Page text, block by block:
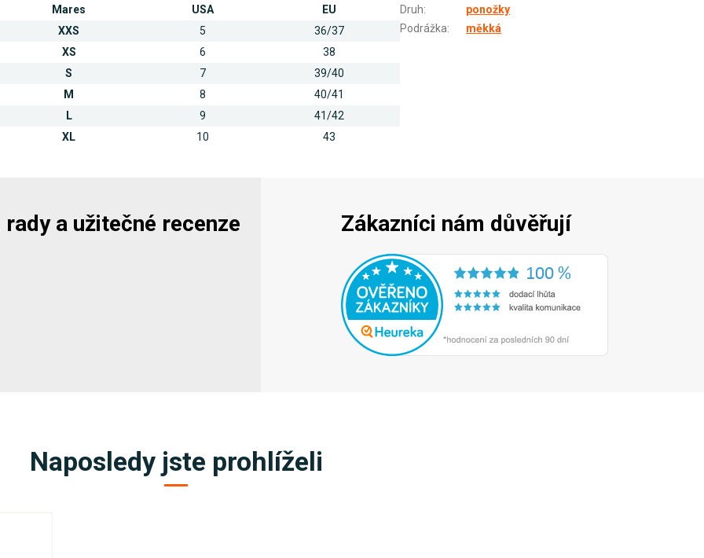
Mares
USA
EU
XXS
5
36/37
XS
6
38
S
7
39/40
M
8
40/41
L
9
41/42
XL
10 43
Druh:
ponožky
Podrážka: měkká
a užitečné recenze Zákazníci nám důvěřují
Naposledy jste prohlíželi